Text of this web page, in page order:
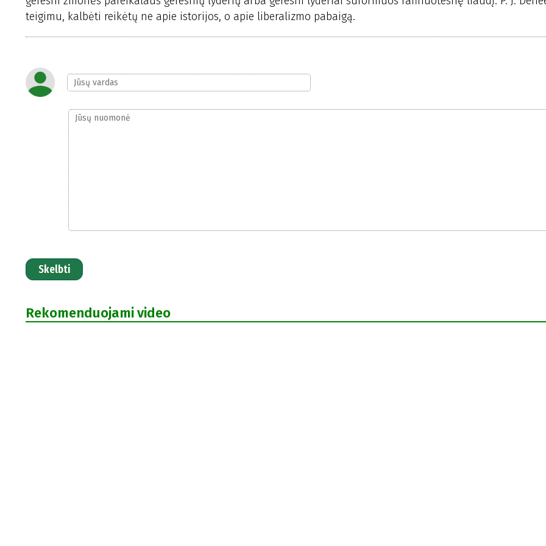
teigimu, kalbėti reikėtų ne apie istorijos, o apie liberalizmo pabaigą.
Skelbti
Rekomenduojami video